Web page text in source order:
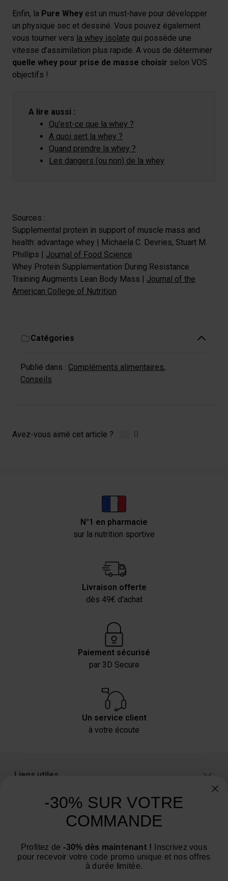
Enfin, la Pure Whey est un must-have pour développer
un physique sec et dessiné. Vous pouvez également
vous tourner vers la whey isolate qui possède une
vitesse d’assimilation plus rapide. A vous de déterminer
quelle whey pour prise de masse choisir selon VOS
objectifs !
A lire aussi :
Qu’est-ce que la whey ?
A quoi sert la whey ?
Quand prendre la whey ?
Les dangers (ou non) de la whey
Sources :
Supplemental protein in support of muscle mass and
health: advantage whey | Michaela C. Devries, Stuart M.
Phillips | Journal of Food Science
Whey Protein Supplementation During Resistance
Training Augments Lean Body Mass | Journal of the
American College of Nutrition
Catégories
Publié dans : Compléments alimentaires,
Conseils
Avez-vous aimé cet article ? 0
N°1 en pharmacie
sur la nutrition sportive
Livraison offerte
dès 49€ d'achat
Paiement sécurisé
par 3D Secure
Un service client
à votre écoute
Liens utiles
Nous contacter par email
-30% SUR VOTRE
COMMANDE
Profitez de -30% dès maintenant ! Inscrivez vous
pour recevoir votre code promo unique et nos offres
à durée limitée.